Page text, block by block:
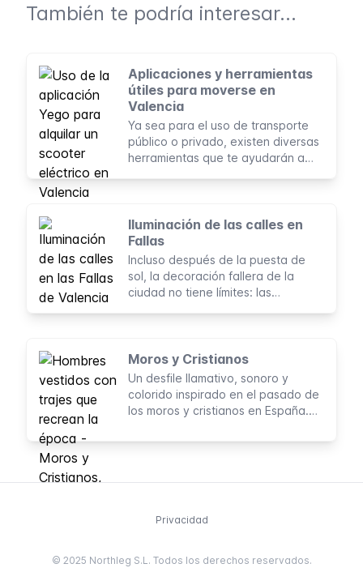
También te podría interesar...
Aplicaciones y herramientas
útiles para moverse en
Valencia
Ya sea para el uso de transporte
público o privado, existen diversas
herramientas que te ayudarán a
sobre la disponibilidad y las rutas,
así como la posibilidad de adquirir
billetes o recargar abonos. Todo
esto desde la comodidad de tu
móvil o dispositivo con conexión a
Iluminación de las calles en
Fallas
Incluso después de la puesta de
sol, la decoración fallera de la
ciudad no tiene límites: las
Moros y Cristianos
Un desfile llamativo, sonoro y
colorido inspirado en el pasado de
los moros y cristianos en España.
de batallas animan las calles de
Privacidad
© 2025 Northleg S.L. Todos los derechos reservados.